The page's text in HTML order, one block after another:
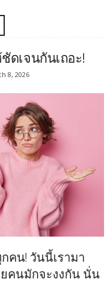
ดเจนกันเถอะ!
8, 2026
คน! วันนี้เรามา
คนมักจะงงกัน นั่น